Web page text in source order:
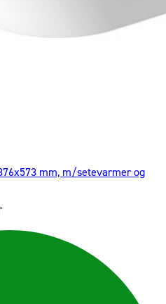
mm, m/setevarmer og